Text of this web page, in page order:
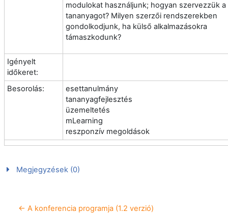
modulokat használjunk; hogyan szervezzük a
tananyagot? Milyen szerzői rendszerekben
gondolkodjunk, ha külső alkalmazásokra
támaszkodunk?
Igényelt
időkeret:
Besorolás:
esettanulmány
tananyagfejlesztés
üzemeltetés
mLearning
reszponzív megoldások
Megjegyzések (0)
← A konferencia programja (1.2 verzió)